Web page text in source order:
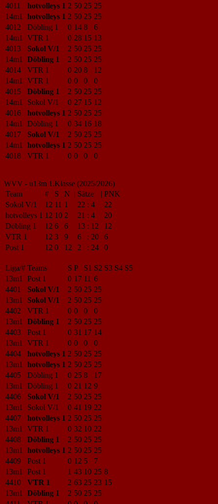
4011
hotvolleys 1 2 50 25 25
14m1
hotvolleys 1 2 50 25 25
4012
Döbling 1 0 14 8
6
14m1
VTR 1 0 28 15 13
4013
Sokol V/1 2 50 25 25
14m1
Döbling 1 2 50 25 25
4014
VTR 1 0 20 8
12
14m1
VTR 1 0 0 0
0
4015
Döbling 1 2 50 25 25
14m1
Sokol V/1 0 27 15 12
4016
hotvolleys 1 2 50 25 25
14m1
Döbling 1 0 34 16 18
4017
Sokol V/1 2 50 25 25
14m1
hotvolleys 1 2 50 25 25
4018
VTR 1 0 0 0 0
WVV - u13m 1.Klasse (2025/2026)
Team
# S N | Sätze | PNK
Sokol V/1
12 11 1 22 : 4
22
hotvolleys 1 12 10 2 21 : 4
20
Döbling 1
12 6 6 13 : 12
12
VTR 1
12 3 9 6 : 20
6
Post 1
12 0 12 2 : 24 0
Liga/# Teams S P S1 S2 S3 S4 S5
13m1
Post 1 0 17 11 6
4401
Sokol V/1 2 50 25 25
13m1
Sokol V/1 2 50 25 25
4402
VTR 1 0 0 0
0
13m1
Döbling 1 2 50 25 25
4403
Post 1 0 31 17 14
13m1
VTR 1 0 0 0
0
4404
hotvolleys 1 2 50 25 25
13m1
hotvolleys 1 2 50 25 25
4405
Döbling 1 0 25 8
17
13m1
Döbling 1 0 21 12 9
4406
Sokol V/1 2 50 25 25
13m1
Sokol V/1 0 41 19 22
4407
hotvolleys 1 2 50 25 25
13m1
VTR 1 0 32 10 22
4408
Döbling 1 2 50 25 25
13m1
hotvolleys 1 2 50 25 25
4409
Post 1 0 12 5
7
13m1
Post 1 1 43 10 25 8
4410
VTR 1 2 63 25 23 15
13m1
Döbling 1 2 50 25 25